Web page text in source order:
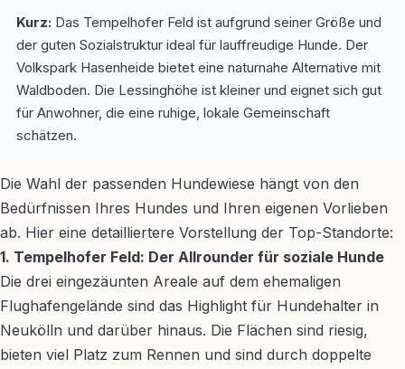
Kurz: Das Tempelhofer Feld ist aufgrund seiner Größe und
der guten Sozialstruktur ideal für lauffreudige Hunde. Der
Volkspark Hasenheide bietet eine naturnahe Alternative mit
Waldboden. Die Lessinghöhe ist kleiner und eignet sich gut
für Anwohner, die eine ruhige, lokale Gemeinschaft
schätzen.
Die Wahl der passenden Hundewiese hängt von den
Bedürfnissen Ihres Hundes und Ihren eigenen Vorlieben
ab. Hier eine detailliertere Vorstellung der Top-Standorte:
1. Tempelhofer Feld: Der Allrounder für soziale Hunde
Die drei eingezäunten Areale auf dem ehemaligen
Flughafengelände sind das Highlight für Hundehalter in
Neukölln und darüber hinaus. Die Flächen sind riesig,
bieten viel Platz zum Rennen und sind durch doppelte